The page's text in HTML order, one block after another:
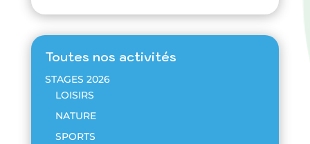
Toutes nos activités
STAGES 2026
LOISIRS
NATURE
SPORTS